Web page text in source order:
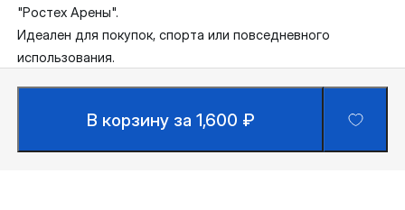
"Ростех Арены".
Идеален для покупок, спорта или повседневного
использования.
В корзину за 1,600 ₽